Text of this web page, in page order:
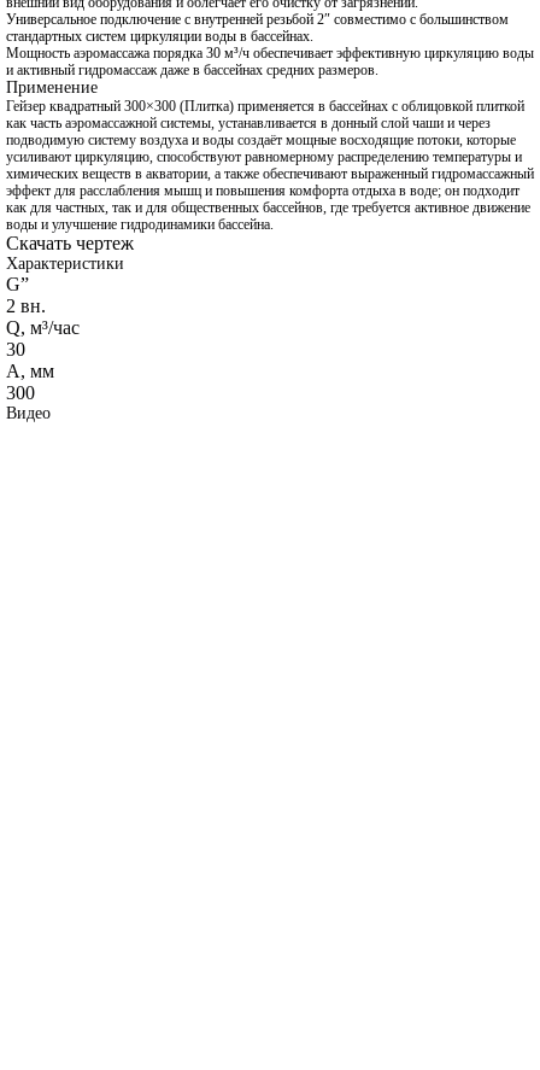
Универсальное подключение с внутренней резьбой 2″ совместимо с большинством
стандартных систем циркуляции воды в бассейнах.
Мощность аэромассажа порядка 30 м³/ч обеспечивает эффективную циркуляцию воды
и активный гидромассаж даже в бассейнах средних размеров.
Применение
Гейзер квадратный 300×300 (Плитка) применяется в бассейнах с облицовкой плиткой
как часть аэромассажной системы, устанавливается в донный слой чаши и через
подводимую систему воздуха и воды создаёт мощные восходящие потоки, которые
усиливают циркуляцию, способствуют равномерному распределению температуры и
химических веществ в акватории, а также обеспечивают выраженный гидромассажный
эффект для расслабления мышц и повышения комфорта отдыха в воде; он подходит
как для частных, так и для общественных бассейнов, где требуется активное движение
воды и улучшение гидродинамики бассейна.
Скачать чертеж
Характеристики
G”
2 вн.
Q, м³/час
30
A, мм
300
Видео